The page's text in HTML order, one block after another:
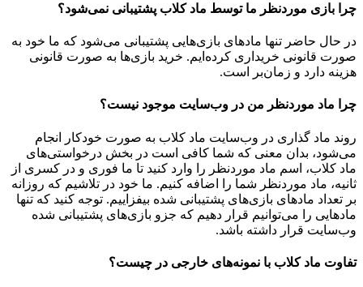
چرا بازی موردنظر ما توسط ماد کلاب پشتیبانی نمی‌شود؟
در حال حاضر تنها مادهای بازی‌هایی پشتیبانی می‌شود که ما خود به
صورت قانونی خریداری کرده‌ایم. خرید بازی‌ها به صورت قانونی
هزینه دارد و زمان‌بر است.
چرا ماد موردنظر من در وب‌سایت موجود نیست؟
روند ماد گذاری در وب‌سایت ماد کلاب به صورت خودکار انجام
می‌شود، بدان معنی که شما کافی است در بخش درخواستی‌های
ماد کلاب، اسم ماد موردنظر را وارد کنید تا ما فوری و در کسری از
ثانیه، ماد موردنظر شما را اضافه کنیم. ما خود در تلاشیم که روزانه
بر تعداد مادهای بازی‌های پشتیبانی شده بیفزاییم. توجه کنید که تنها
مادهایی را می‌توانیم قرار دهیم که جزو بازی‌های پشتیبانی شده
وب‌سایت قرار داشته باشد.
تفاوت ماد کلاب با نمونه‌های خارجی در چیست؟